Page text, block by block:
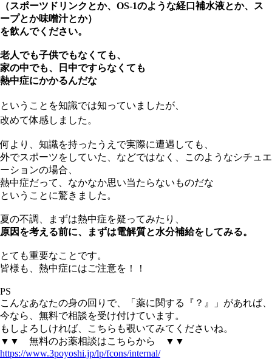
（スポーツドリンクとか、OS-1のような経口補水液とか、ス
ープとか味噌汁とか）
を飲んでください。
老人でも子供でもなくても、
家の中でも、日中ですらなくても
熱中症にかかるんだな
ということを知識では知っていましたが、
改めて体感しました。
何より、知識を持ったうえで実際に遭遇しても、
外でスポーツをしていた、などではなく、このようなシチュエ
ーションの場合、
熱中症だって、なかなか思い当たらないものだな
ということに驚きました。
夏の不調、まずは熱中症を疑ってみたり、
原因を考える前に、まずは電解質と水分補給をしてみる。
とても重要なことです。
皆様も、熱中症にはご注意を！！
PS
こんなあなたの身の回りで、「薬に関する『？』」があれば、
今なら、無料で相談を受け付けています。
もしよろしければ、こちらも覗いてみてくださいね。
▼▼ 無料のお薬相談はこちらから ▼▼
https://www.3poyoshi.jp/lp/fcons/internal/